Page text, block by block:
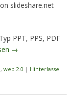
slideshare.net
PPT, PPS, PDF
→
, web 2.0 | Hinterlasse